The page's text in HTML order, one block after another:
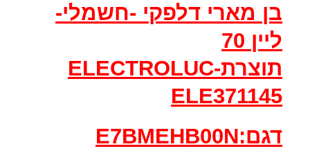
בן מארי דלפקי -חשמלי-
ליין 70
תוצרתELECTROLUC-
ELE371145
דגם:E7BMEHB00N